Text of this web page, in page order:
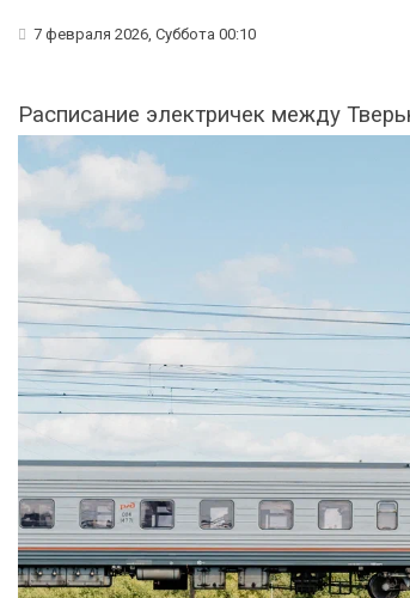
7 февраля 2026, Суббота 00:10
Расписание электричек между